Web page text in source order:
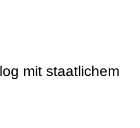
mit staatlichem